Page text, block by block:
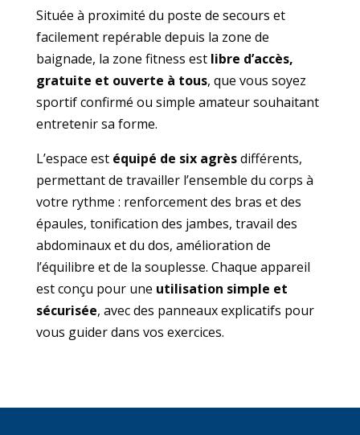
Située à proximité du poste de secours et
facilement repérable depuis la zone de
baignade, la zone fitness est libre d’accès,
gratuite et ouverte à tous, que vous soyez
sportif confirmé ou simple amateur souhaitant
entretenir sa forme.
L’espace est équipé de six agrèsdifférents,
permettant de travailler l’ensemble du corps à
votre rythme : renforcement des bras et des
épaules, tonification des jambes, travail des
abdominaux et du dos, amélioration de
l’équilibre et de la souplesse. Chaque appareil
est conçu pour une utilisation simple et
sécurisée, avec des panneaux explicatifs pour
vous guider dans vos exercices.